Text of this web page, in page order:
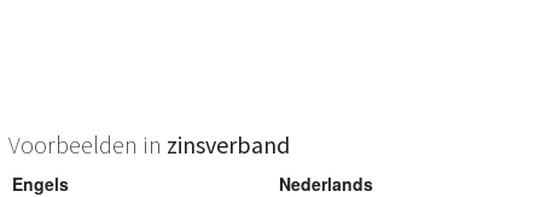
Voorbeelden in zinsverband
Engels
Nederlands